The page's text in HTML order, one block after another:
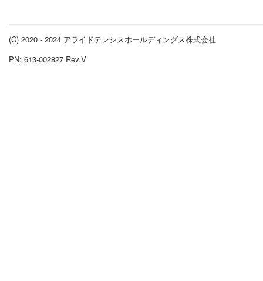
(C) 2020 - 2024 アライドテレシスホールディングス株式会社
PN: 613-002827 Rev.V